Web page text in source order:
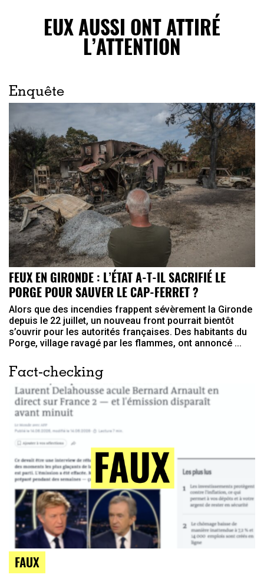
EUX AUSSI ONT ATTIRÉ
L’ATTENTION
Enquête
FEUX EN GIRONDE : L’ÉTAT A-T-IL SACRIFIÉ LE
PORGE POUR SAUVER LE CAP-FERRET ?
Alors que des incendies frappent sévèrement la Gironde
depuis le 22 juillet, un nouveau front pourrait bientôt
s’ouvrir pour les autorités françaises. Des habitants du
Porge, village ravagé par les flammes, ont annoncé ...
Fact-checking
FAUX